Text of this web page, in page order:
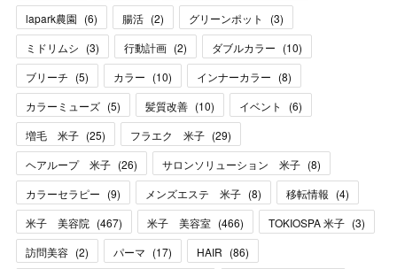
lapark農園 (6) 腸活 (2) グリーンポット (3)
ミドリムシ (3) 行動計画 (2) ダブルカラー (10)
ブリーチ (5) カラー (10) インナーカラー (8)
カラーミューズ (5) 髪質改善 (10) イベント (6)
増毛 米子 (25) フラエク 米子 (29)
ヘアループ 米子 (26) サロンソリューション 米子 (8)
カラーセラピー (9) メンズエステ 米子 (8) 移転情報 (4)
米子 美容院 (467) 米子 美容室 (466) TOKIOSPA 米子 (3)
訪問美容 (2) パーマ (17) HAIR (86)